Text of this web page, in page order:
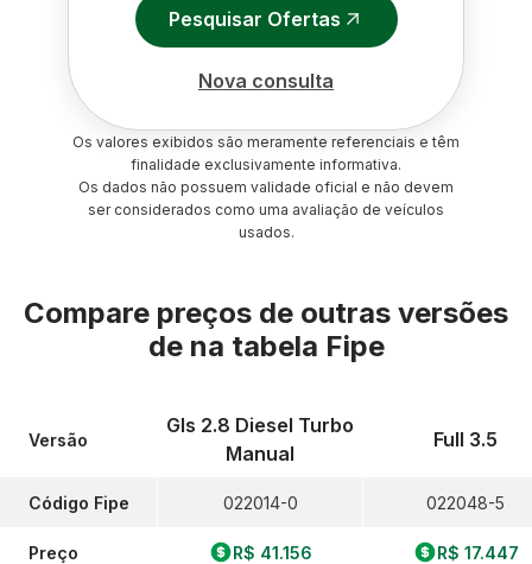
Pesquisar Ofertas
Nova consulta
Os valores exibidos são meramente referenciais e têm
finalidade exclusivamente informativa.
Os dados não possuem validade oficial e não devem
ser considerados como uma avaliação de veículos
usados.
Compare preços de outras versões
de na tabela Fipe
Versão
Código Fipe
Preço
Gls 2.8 Diesel Turbo
Manual
022014-0
R$ 41.156
Full 3.5
022048-5
R$ 17.447